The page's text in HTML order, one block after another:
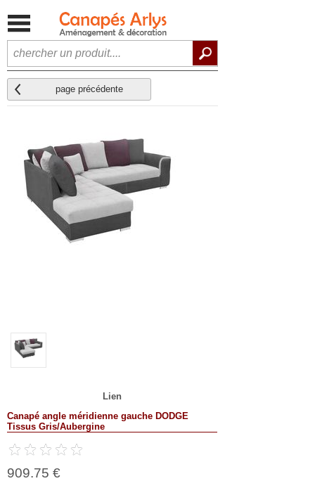
page précédente
Lien
Canapé angle méridienne gauche DODGE
Tissus Gris/Aubergine
909.75 €